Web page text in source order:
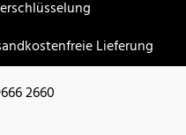
Lieferung
2660